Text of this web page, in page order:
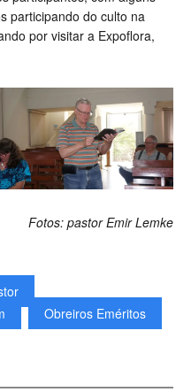
participando do culto na
por visitar a Expoflora,
Fotos: pastor Emir Lemke
Obreiros Eméritos